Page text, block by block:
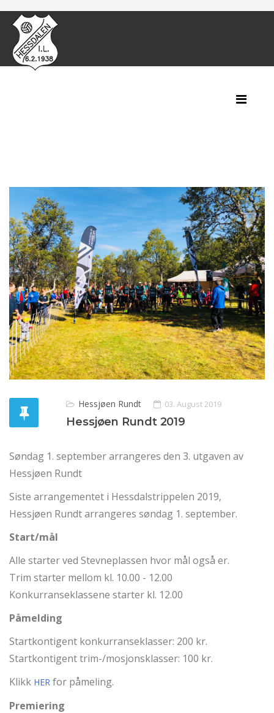
Hessjøen Rundt 03. August 2019
Hessjøen Rundt 2019
Søndag 1. september arrangeres den 3. utgaven av
Hessjøen Rundt
Siste arrangementet i Hessdalstrippelen 2019,
Hessjøen Rundt arrangeres søndag 1. september.
Start/mål
Alle starter ved Stevneplassen hvor mål også er.
Trim starter mellom kl. 10.00 - 12.00
Konkurranseklassene starter kl. 12.00
Påmelding
Startkontigent konkurranseklasser: 200 kr.
Startkontigent trim-/mosjonsklasser: 100 kr.
Klikk HER for påmeling.
Premiering